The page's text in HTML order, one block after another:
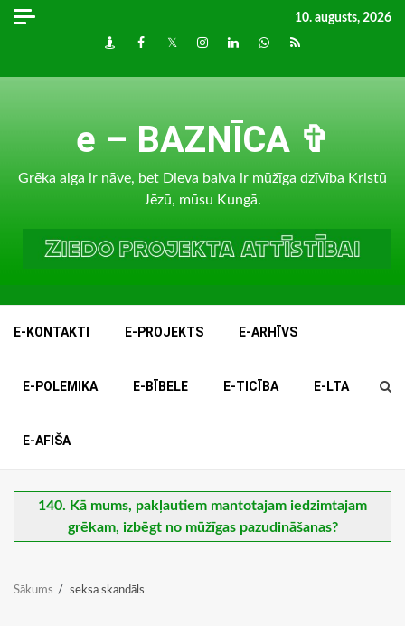
Skip
10. augusts, 2026
DraugiemFacebook
TwitterInstagram
LinkedInwhatsapp
RSS
e – BAZNĪCA ✞
Grēka alga ir nāve, bet Dieva balva ir mūžīga dzīvība Kristū
Jēzū, mūsu Kungā.
E-KONTAKTI E-PROJEKTS E-ARHĪVS
E-POLEMIKA E-BĪBELE E-TICĪBA E-LTA
E-AFIŠA
140. Kā mums, pakļautiem mantotajam iedzimtajam
grēkam, izbēgt no mūžīgas pazudināšanas?
Sākums seksa skandāls